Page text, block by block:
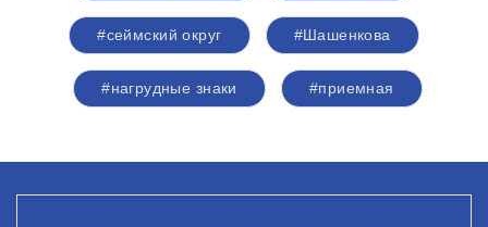
#сеймский округ #Шашенкова
#нагрудные знаки #приемная